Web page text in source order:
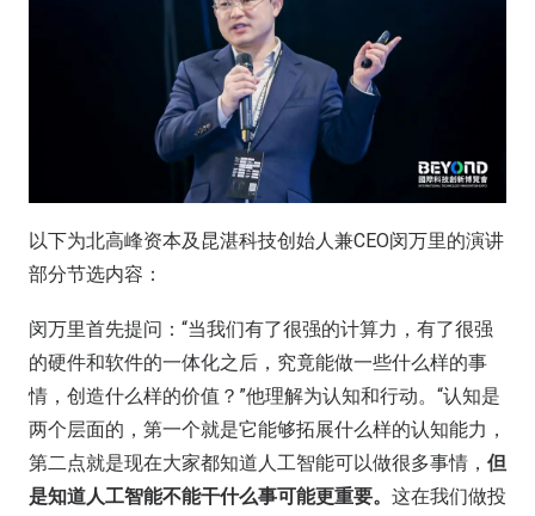
以下为北高峰资本及昆湛科技创始人兼CEO闵万里的演讲
部分节选内容：
闵万里首先提问：“当我们有了很强的计算力，有了很强
的硬件和软件的一体化之后，究竟能做一些什么样的事
情，创造什么样的价值？”他理解为认知和行动。“认知是
两个层面的，第一个就是它能够拓展什么样的认知能力，
第二点就是现在大家都知道人工智能可以做很多事情， 但
是知道人工智能不能干什么事可能更重要。 这在我们做投